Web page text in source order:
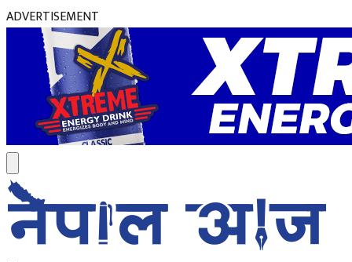
ADVERTISEMENT